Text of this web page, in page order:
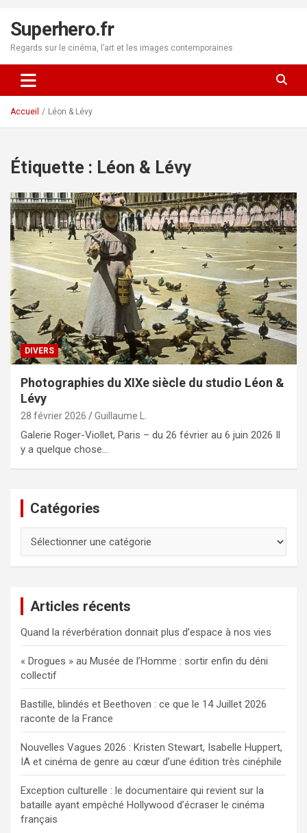
contenu
Superhero.fr
Regards sur le cinéma, l’art et les images contemporaines
Accueil Léon & Lévy
Étiquette : Léon & Lévy
DIVERS
Photographies du XIXe siècle du studio Léon &
Lévy
28 février 2026 Guillaume L.
Galerie Roger-Viollet, Paris – du 26 février au 6 juin 2026 Il
y a quelque chose…
Catégories
Articles récents
Quand la réverbération donnait plus d’espace à nos vies
« Drogues » au Musée de l’Homme : sortir enfin du déni
collectif
Bastille, blindés et Beethoven : ce que le 14 Juillet 2026
raconte de la France
Nouvelles Vagues 2026 : Kristen Stewart, Isabelle Huppert,
IA et cinéma de genre au cœur d’une édition très cinéphile
Exception culturelle : le documentaire qui revient sur la
bataille ayant empêché Hollywood d’écraser le cinéma
français